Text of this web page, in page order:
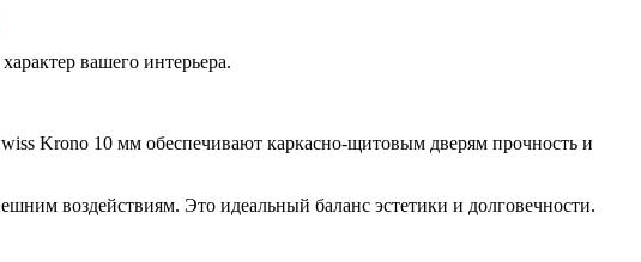
вашего интерьера.
Krono 10 мм обеспечивают каркасно-щитовым дверям прочность и
воздействиям. Это идеальный баланс эстетики и долговечности.